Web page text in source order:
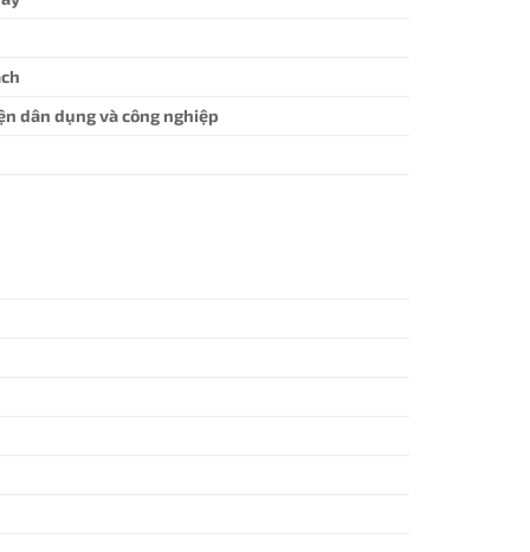
dân dụng và công nghiệp